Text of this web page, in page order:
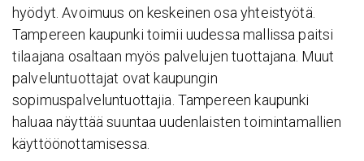
hyödyt. Avoimuus on keskeinen osa yhteistyötä.
Tampereen kaupunki toimii uudessa mallissa paitsi
tilaajana osaltaan myös palvelujen tuottajana. Muut
palveluntuottajat ovat kaupungin
sopimuspalveluntuottajia. Tampereen kaupunki
haluaa näyttää suuntaa uudenlaisten toimintamallien
käyttöönottamisessa.